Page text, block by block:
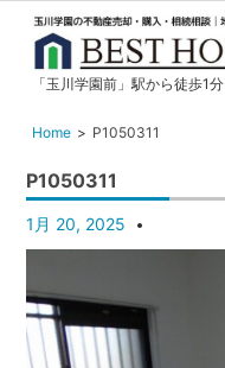
玉
川
園
の
不
動
産
購
「玉川学園前」駅から徒歩1分
Home P1050311
P1050311
1月 20, 2025